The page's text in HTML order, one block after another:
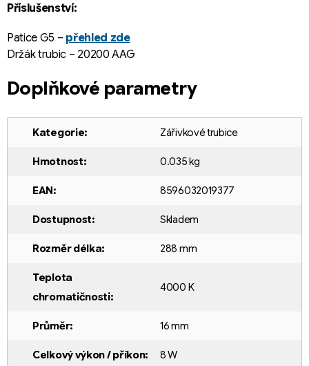
Příslušenství:
Patice G5 – přehled zde
Držák trubic – 20200 AAG
Doplňkové parametry
Kategorie: Zářivkové trubice
Hmotnost: 0.035 kg
EAN: 8596032019377
Dostupnost: Skladem
Rozměr délka: 288 mm
Teplota
chromatičnosti:
4000 K
Průměr: 16 mm
Celkový výkon / příkon: 8 W